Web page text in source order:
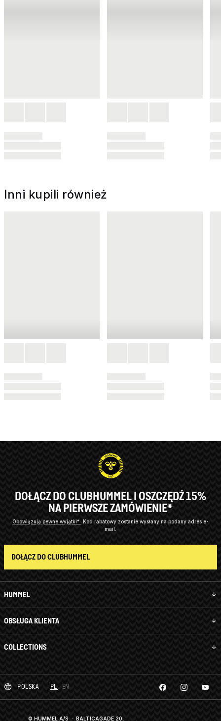
Inni kupili również
HUMMEL
OBSŁUGA KLIENTA
COLLECTIONS
DOŁĄCZ DO CLUBHUMMEL I OSZCZĘDŹ 15%
NA PIERWSZE ZAMÓWIENIE*
Obowiązują pewne wyjątki*
Kod rabatowy zostanie wysłany na podany adres e-
mail.
DOŁĄCZ DO CLUBHUMMEL
POLSKA PL EN
© HUMMEL A/S · BALTICAGADE 20,